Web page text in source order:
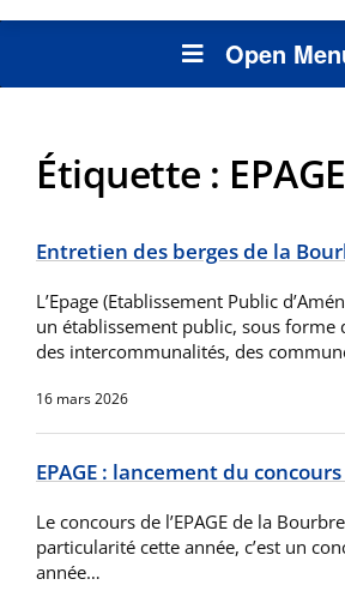
Open
Étiquette : EPAGE
Entretien des berges de la
L’Epage (Etablissement Public
un établissement public, sous forme
des intercommunalités, des
16 mars 2026
EPAGE : lancement du
Le concours de l’EPAGE de la
particularité cette année, c’est un
année…